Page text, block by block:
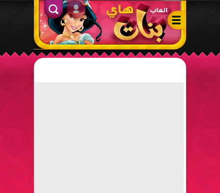
ألعاب بنات هاي – أفضل ألعاب تلبيس، مكياج، طبخ وأنشطة ممتعة
الدخول